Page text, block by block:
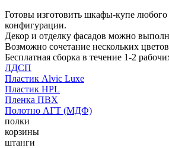
Готовы изготовить шкафы-купе любого
конфигурации.
Декор и отделку фасадов можно
Возможно сочетание нескольких
Бесплатная сборка в течение 1-2
ЛДСП
Пластик Alvic Luxe
Пластик HPL
Пленка ПВХ
Полотно АГТ (МДФ)
полки
корзины
штанги